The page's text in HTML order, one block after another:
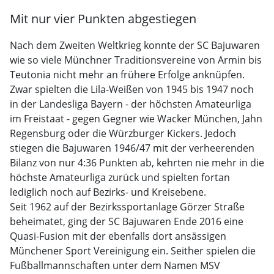
Mit nur vier Punkten abgestiegen
Nach dem Zweiten Weltkrieg konnte der SC Bajuwaren
wie so viele Münchner Traditionsvereine von Armin bis
Teutonia nicht mehr an frühere Erfolge anknüpfen.
Zwar spielten die Lila-Weißen von 1945 bis 1947 noch
in der Landesliga Bayern - der höchsten Amateurliga
im Freistaat - gegen Gegner wie Wacker München, Jahn
Regensburg oder die Würzburger Kickers. Jedoch
stiegen die Bajuwaren 1946/47 mit der verheerenden
Bilanz von nur 4:36 Punkten ab, kehrten nie mehr in die
höchste Amateurliga zurück und spielten fortan
lediglich noch auf Bezirks- und Kreisebene.
Seit 1962 auf der Bezirkssportanlage Görzer Straße
beheimatet, ging der SC Bajuwaren Ende 2016 eine
Quasi-Fusion mit der ebenfalls dort ansässigen
Münchener Sport Vereinigung ein. Seither spielen die
Fußballmannschaften unter dem Namen MSV